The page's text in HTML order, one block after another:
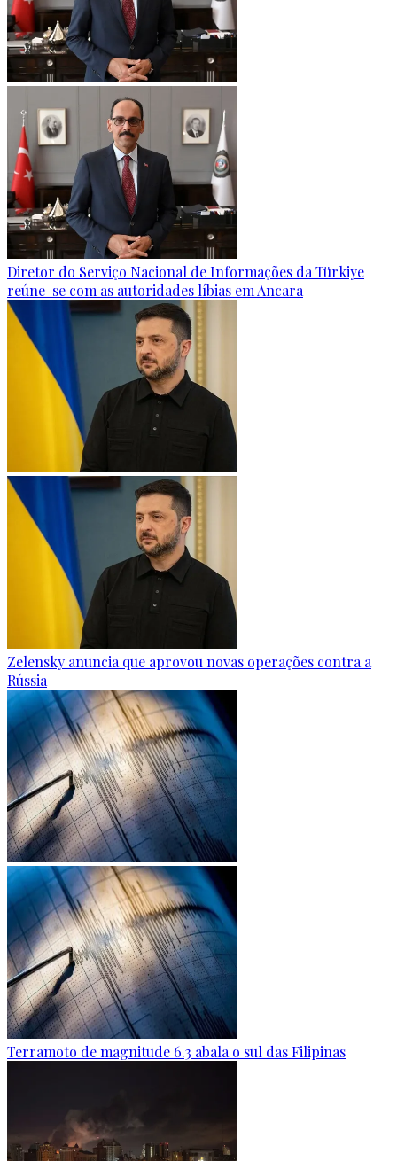
Diretor do Serviço Nacional de Informações da Türkiye
reúne-se com as autoridades líbias em Ancara
Zelensky anuncia que aprovou novas operações contra a
Rússia
Terramoto de magnitude 6.3 abala o sul das Filipinas